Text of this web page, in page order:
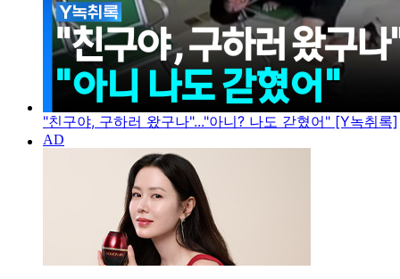
"친구야, 구하러 왔구나"..."아니? 나도 갇혔어" [Y녹취록]